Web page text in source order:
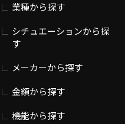
業種から探す
シチュエーションから探
す
メーカーから探す
金額から探す
機能から探す